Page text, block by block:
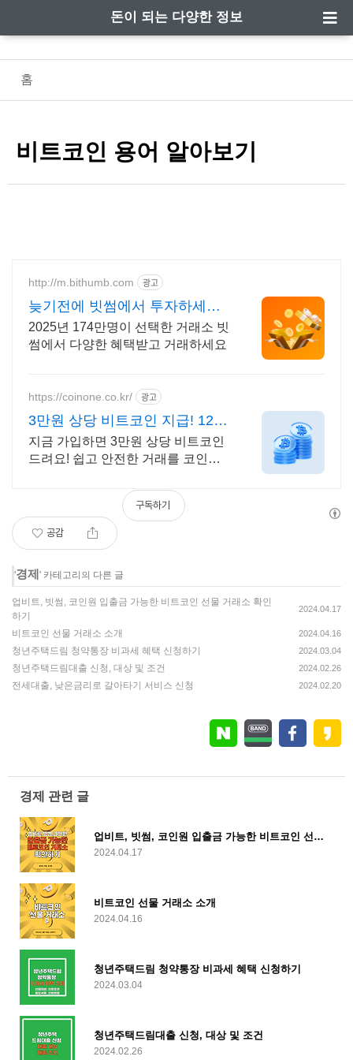
돈이 되는 다양한 정보
홈
비트코인 용어 알아보기
http://m.bithumb.com 광고
늦기전에 빗썸에서 투자하세요
신규 가입 시 5만원 혜택
2025년 174만명이 선택한 거래소 빗
썸에서 다양한 혜택받고 거래하세요
https://coinone.co.kr/ 광고
3만원 상당 비트코인 지급! 12년
무사고 거래소
지금 가입하면 3만원 상당 비트코인
드려요! 쉽고 안전한 거래를 코인원
공감
구독하기
'경제 ' 카테고리의 다른 글
업비트, 빗썸, 코인원 입출금 가능한 비트코인 선물 거래소 확인
하기
2024.04.17
비트코인 선물 거래소 소개 2024.04.16
청년주택드림 청약통장 비과세 혜택 신청하기 2024.03.04
청년주택드림대출 신청, 대상 및 조건 2024.02.26
전세대출, 낮은금리로 갈아타기 서비스 신청 2024.02.20
경제 관련 글
업비트, 빗썸, 코인원 입출금 가능한 비트코인 선물 거래소 확인하기
2024.04.17
비트코인 선물 거래소 소개
2024.04.16
청년주택드림 청약통장 비과세 혜택 신청하기
2024.03.04
청년주택드림대출 신청, 대상 및 조건
2024.02.26